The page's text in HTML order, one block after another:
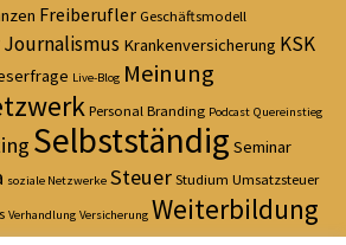
Freiberufler Geschäftsmodell
Journalismus Krankenversicherung KSK
Live-Blog Meinung
Personal Branding Podcast Quereinstieg
Selbstständig Seminar
soziale Netzwerke SteuerStudium Umsatzsteuer
Verhandlung Versicherung Weiterbildung